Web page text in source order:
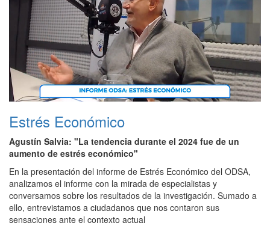
Estrés Económico
Agustín Salvia: "La tendencia durante el 2024 fue de un
aumento de estrés económico"
En la presentación del informe de Estrés Económico del ODSA,
analizamos el informe con la mirada de especialistas y
conversamos sobre los resultados de la investigación. Sumado a
ello, entrevistamos a ciudadanos que nos contaron sus
sensaciones ante el contexto actual